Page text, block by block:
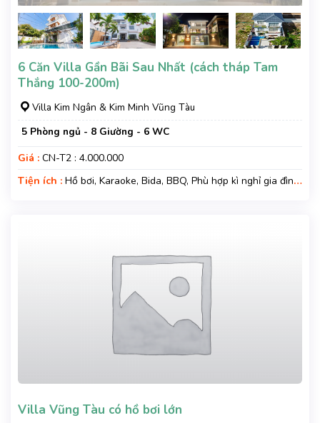
6 Căn Villa Gần Bãi Sau Nhất (cách tháp Tam
Thắng 100-200m)
Villa Kim Ngân & Kim Minh Vũng Tàu
5 Phòng ngủ - 8 Giường - 6 WC
Giá : CN-T2 : 4.000.000
Tiện ích : Hồ bơi, Karaoke, Bida, BBQ, Phù hợp kì nghỉ gia đình,
Villa Vũng Tàu có hồ bơi lớn